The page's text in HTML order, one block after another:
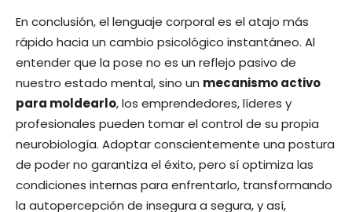
En conclusión, el lenguaje corporal es el atajo más
rápido hacia un cambio psicológico instantáneo. Al
entender que la pose no es un reflejo pasivo de
nuestro estado mental, sino un mecanismo activo
para moldearlo, los emprendedores, líderes y
profesionales pueden tomar el control de su propia
neurobiología. Adoptar conscientemente una postura
de poder no garantiza el éxito, pero sí optimiza las
condiciones internas para enfrentarlo, transformando
la autopercepción de insegura a segura, y así,